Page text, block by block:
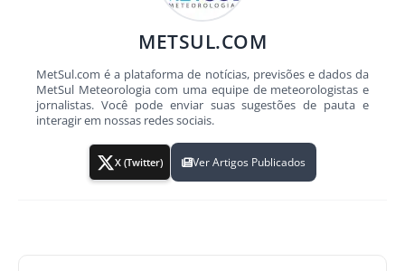
METSUL.COM
MetSul.com é a plataforma de notícias, previsões e dados da
MetSul Meteorologia com uma equipe de meteorologistas e
jornalistas. Você pode enviar suas sugestões de pauta e
interagir em nossas redes sociais.
X (Twitter) Ver Artigos Publicados